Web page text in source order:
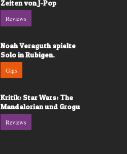
Zeiten von J-Pop
Reviews
Noah Veraguth spielte
Solo in Rubigen.
Gigs
Kritik: Star Wars: The
Mandalorian und Grogu
Reviews